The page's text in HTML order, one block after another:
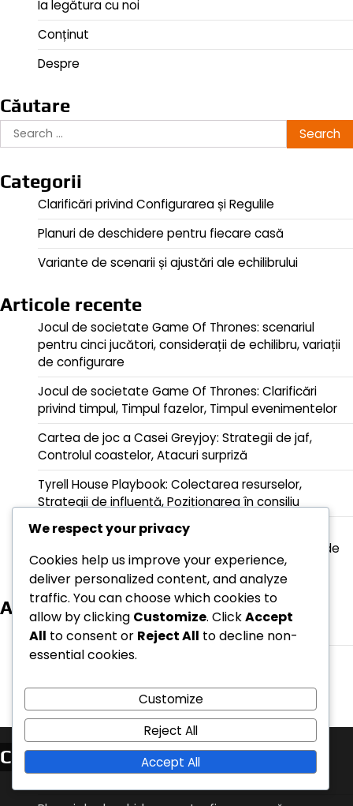
Ia legătura cu noi
Conținut
Despre
Căutare
Search
for:
Categorii
Clarificări privind Configurarea și Regulile
Planuri de deschidere pentru fiecare casă
Variante de scenarii și ajustări ale echilibrului
Articole recente
Jocul de societate Game Of Thrones: scenariul
pentru cinci jucători, considerații de echilibru, variații
de configurare
Jocul de societate Game Of Thrones: Clarificări
privind timpul, Timpul fazelor, Timpul evenimentelor
Cartea de joc a Casei Greyjoy: Strategii de jaf,
Controlul coastelor, Atacuri surpriză
Tyrell House Playbook: Colectarea resurselor,
Strategii de influență, Poziționarea în consiliu
Jocul de societate Game Of Thrones: Strategii
avansate de luptă, Manșe de flancare, Avantaje de
teren
Arhivă
March 2026
February 2026
Categorii
Clarificări privind Configurarea și Regulile
We respect your privacy
Cookies help us improve your experience,
deliver personalized content, and analyze
traffic. You can choose which cookies to
allow by clicking Customize. ClickAccept
All to consent or Reject All to decline non-
essential cookies.
Customize
Reject All
Accept All